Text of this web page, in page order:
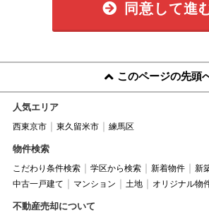
同意して進
このページの先頭
人気エリア
西東京市 東久留米市 練馬区
物件検索
こだわり条件検索 学区から検索 新着物件
新
中古一戸建て
マンション 土地 オリジナル物
不動産売却について